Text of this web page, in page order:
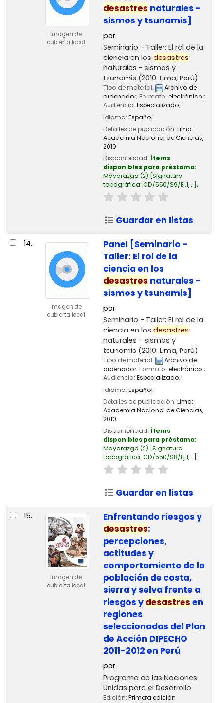
Imagen de
cubierta local
desastres naturales -
sismos y tsunamis]
por
Seminario - Taller: El rol de la
ciencia en los desastres
naturales - sismos y
tsunamis (2010: Lima, Perú)
Tipo de material:
Archivo de
ordenador; Formato: electrónico ;
Audiencia: Especializado;
Idioma: Español
Detalles de publicación: Lima:
Academia Nacional de Ciencias,
2010
Disponibilidad: Ítems
disponibles para préstamo:
Mayorazgo (2) Signatura
topográfica: CD/550/S9/Ej.1, .. .
Guardar en listas
14.
Imagen de
cubierta local
Panel [Seminario -
Taller: El rol de la
ciencia en los
desastres naturales -
sismos y tsunamis]
por
Seminario - Taller: El rol de la
ciencia en los desastres
naturales - sismos y
tsunamis (2010: Lima, Perú)
Tipo de material:
Archivo de
ordenador; Formato: electrónico ;
Audiencia: Especializado;
Idioma: Español
Detalles de publicación: Lima:
Academia Nacional de Ciencias,
2010
Disponibilidad: Ítems
disponibles para préstamo:
Mayorazgo (2) Signatura
topográfica: CD/550/S8/Ej.1, .. .
Guardar en listas
15.
Imagen de
cubierta local
Enfrentando riesgos y
desastres:
percepciones,
actitudes y
comportamiento de la
población de costa,
sierra y selva frente a
riesgos y desastres en
regiones
seleccionadas del Plan
de Acción DIPECHO
2011-2012 en Perú
por
Programa de las Naciones
Unidas para el Desarrollo
Edición: Primera edición